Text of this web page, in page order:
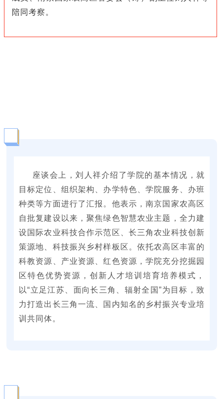
陪同考察。
座谈会上，刘人祥介绍了学院的基本情况，就
目标定位、组织架构、办学特色、学院服务、办班
种类等方面进行了汇报。他表示，南京国家农高区
自批复建设以来，聚焦绿色智慧农业主题，全力建
设国际农业科技合作示范区、长三角农业科技创新
策源地、科技振兴乡村样板区。依托农高区丰富的
科教资源、产业资源、红色资源，学院充分挖掘园
区特色优势资源，创新人才培训培育培养模式，
以“立足江苏、面向长三角、辐射全国”为目标，致
力打造出长三角一流、国内知名的乡村振兴专业培
训共同体。